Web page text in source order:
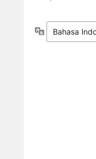
Bahasa